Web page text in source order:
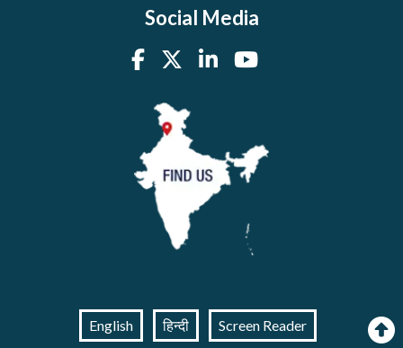
Social Media
English हिन्दी Screen Reader